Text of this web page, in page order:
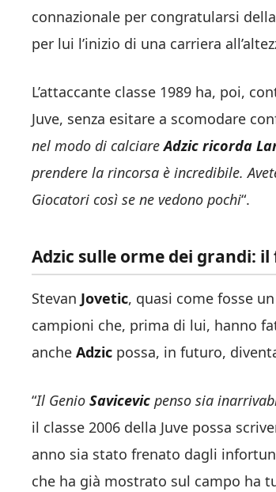
connazionale per congratularsi
per lui l’inizio di una carriera
L’attaccante classe 1989 ha, poi,
Juve, senza esitare a scomodare
nel modo di calciareAdzic ricorda
prendere la rincorsa è incredibile.
Giocatori così se ne vedono pochi“.
Adzic sulle orme dei grandi:
Stevan Jovetic, quasi come fosse
campioni che, prima di lui, hanno
anche Adzic possa, in futuro,
“Il Genio Savicevic penso sia
il classe 2006 della Juve possa
anno sia stato frenato dagli
che ha già mostrato sul campo ha